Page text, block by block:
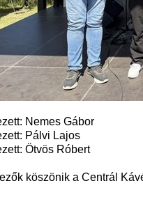
Nemes Gábor
Pálvi Lajos
Ötvös Róbert
köszönik a Centrál